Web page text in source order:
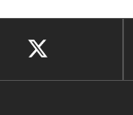
creatividad".